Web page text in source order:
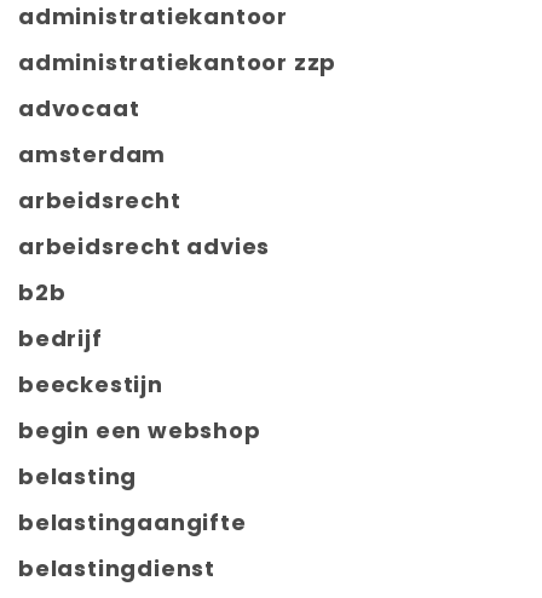
administratiekantoor
administratiekantoor zzp
advocaat
amsterdam
arbeidsrecht
arbeidsrecht advies
b2b
bedrijf
beeckestijn
begin een webshop
belasting
belastingaangifte
belastingdienst